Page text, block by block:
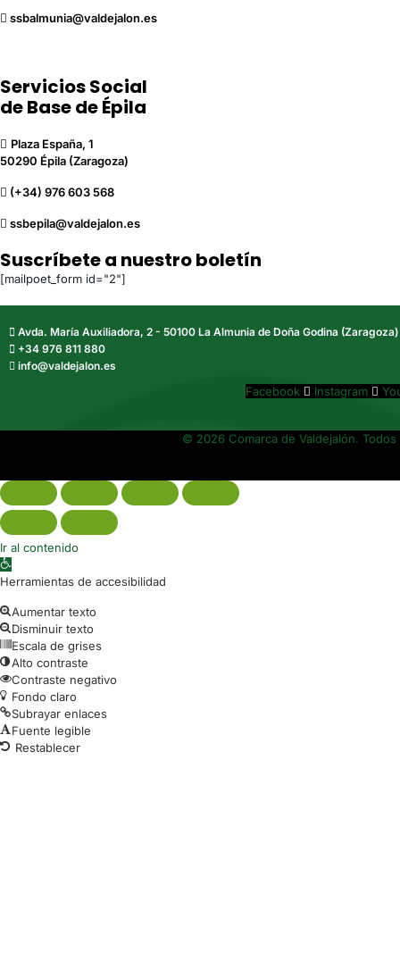
ssbalmunia@valdejalon.es
Servicios Social
de Base de Épila
Plaza España, 1
50290 Épila (Zaragoza)
(+34) 976 603 568
ssbepila@valdejalon.es
Suscríbete a nuestro boletín
[mailpoet_form id="2"]
Avda. María Auxiliadora, 2 - 50100 La Almunia de Doña Godina (Zaragoza)
+34 976 811 880
info@valdejalon.es
Facebook Instagram
© 2026 Comarca de Valdejalón.
Ir al contenido
Abrir barra de herramientas
Herramientas de accesibilidad
Aumentar texto
Disminuir texto
Escala de grises
Alto contraste
Contraste negativo
Fondo claro
Subrayar enlaces
Fuente legible
Restablecer